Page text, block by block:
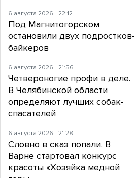
6 августа 2026 - 22:12
Под Магнитогорском
остановили двух подростков-
байкеров
6 августа 2026 - 21:56
Четвероногие профи в деле.
В Челябинской области
определяют лучших собак-
спасателей
6 августа 2026 - 21:28
Словно в сказ попали. В
Варне стартовал конкурс
красоты «Хозяйка медной